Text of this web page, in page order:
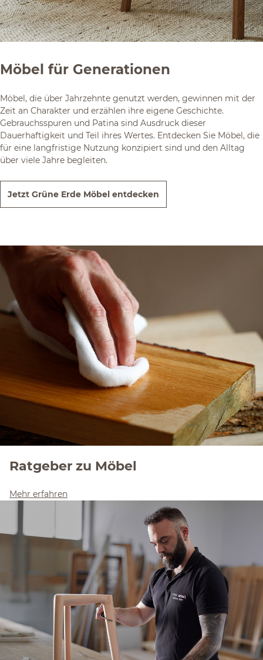
Möbel für Generationen
Möbel, die über Jahrzehnte genutzt werden, gewinnen mit der
Zeit an Charakter und erzählen ihre eigene Geschichte.
Gebrauchsspuren und Patina sind Ausdruck dieser
Dauerhaftigkeit und Teil ihres Wertes. Entdecken Sie Möbel, die
für eine langfristige Nutzung konzipiert sind und den Alltag
über viele Jahre begleiten.
Jetzt Grüne Erde Möbel entdecken
Ratgeber zu Möbel
Mehr erfahren